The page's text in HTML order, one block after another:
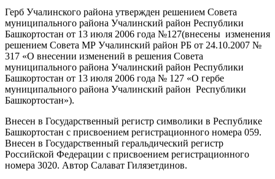
Герб Учалинского района утвержден решением Совета
муниципального района Учалинский район Республики
Башкортостан от 13 июля 2006 года №127(внесены изменения
решением Совета МР Учалинский район РБ от 24.10.2007 №
317 «О внесении изменений в решения Совета
муниципального района Учалинский район Республики
Башкортостан от 13 июля 2006 года № 127 «О гербе
муниципального района Учалинский район Республики
Башкортостан»).
Внесен в Государственный регистр символики в Республике
Башкортостан с присвоением регистрационного номера 059.
Внесен в Государственный геральдический регистр
Российской Федерации с присвоением регистрационного
номера 3020. Автор Салават Гилязетдинов.